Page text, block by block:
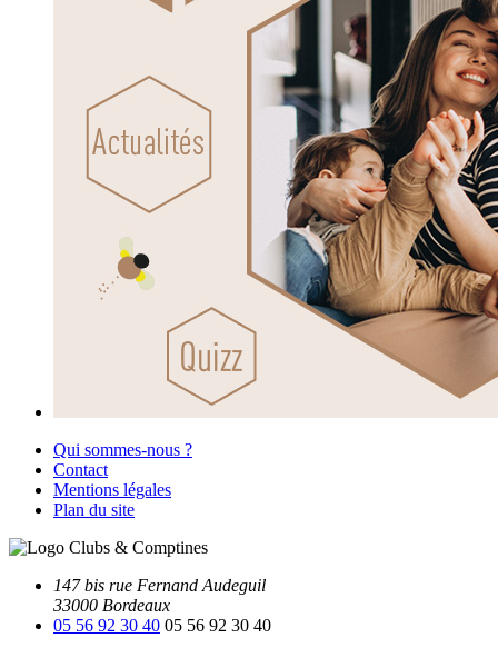
Qui sommes-nous ?
Contact
Mentions légales
Plan du site
147 bis rue Fernand Audeguil
33000 Bordeaux
05 56 92 30 40 05 56 92 30 40